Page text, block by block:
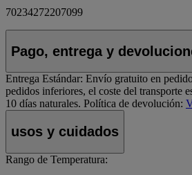
70234272207099
Pago, entrega y
Entrega Estándar: Envío gratuito en
pedidos inferiores, el coste del transporte
10 días naturales. Política de devolución:
usos y cuidados
Rango de Temperatura: